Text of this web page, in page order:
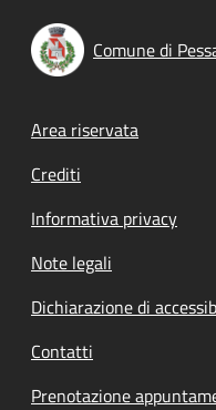
Comune di
Footer menu
Area riservata
Crediti
Informativa privacy
Note legali
Dichiarazione di
Contatti
Prenotazione